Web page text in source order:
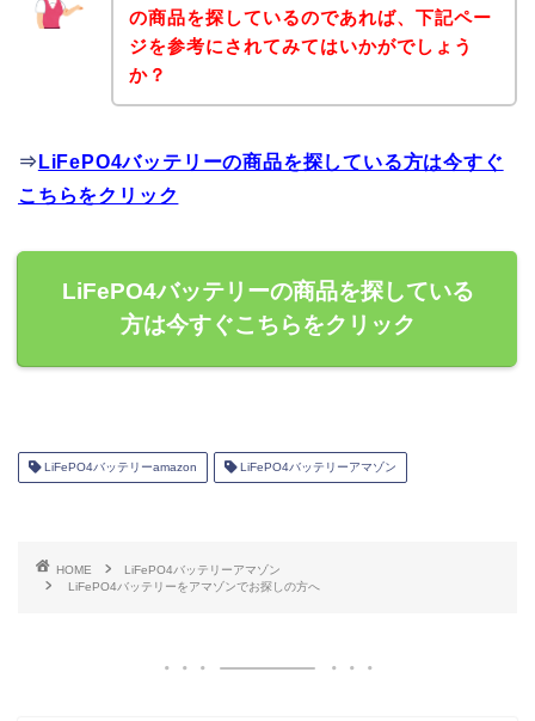
の商品を探しているのであれば、下記ペー
ジを参考にされてみてはいかがでしょう
か？
⇒ LiFePO4バッテリーの商品を探している方は今すぐ
こちらをクリック
LiFePO4バッテリーの商品を探している
方は今すぐこちらをクリック
LiFePO4バッテリーamazon LiFePO4バッテリーアマゾン
HOME
LiFePO4バッテリーアマゾン
LiFePO4バッテリーをアマゾンでお探しの方へ